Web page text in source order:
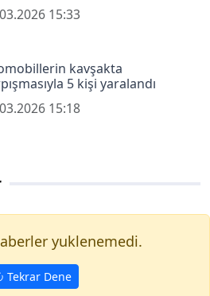
15:33
kavşakta
5 kişi yaralandı
15:18
yuklenemedi.
Tekrar Dene